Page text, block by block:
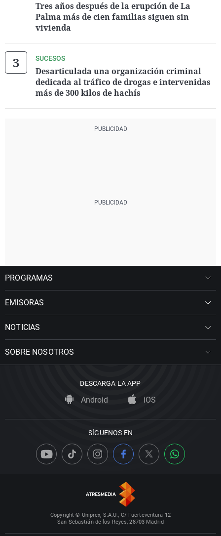
Tres años después de la erupción de La
Palma más de cien familias siguen sin
vivienda
SUCESOS
Desarticulada una organización criminal
dedicada al tráfico de drogas e intervenidas
más de 300 kilos de hachís
PROGRAMAS
EMISORAS
NOTICIAS
SOBRE NOSOTROS
DESCARGA LA APP
Android iOS
SÍGUENOS EN
Copyright © Uniprex, S.A.U., C/ Fuerteventura 12
San Sebastián de los Reyes, 28703 Madrid